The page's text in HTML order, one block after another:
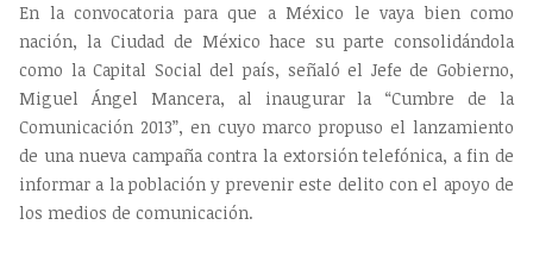
En la convocatoria para que a México le vaya bien como
nación, la Ciudad de México hace su parte consolidándola
como la Capital Social del país, señaló el Jefe de Gobierno,
Miguel Ángel Mancera, al inaugurar la “Cumbre de la
Comunicación 2013”, en cuyo marco propuso el lanzamiento
de una nueva campaña contra la extorsión telefónica, a fin de
informar a la población y prevenir este delito con el apoyo de
los medios de comunicación.